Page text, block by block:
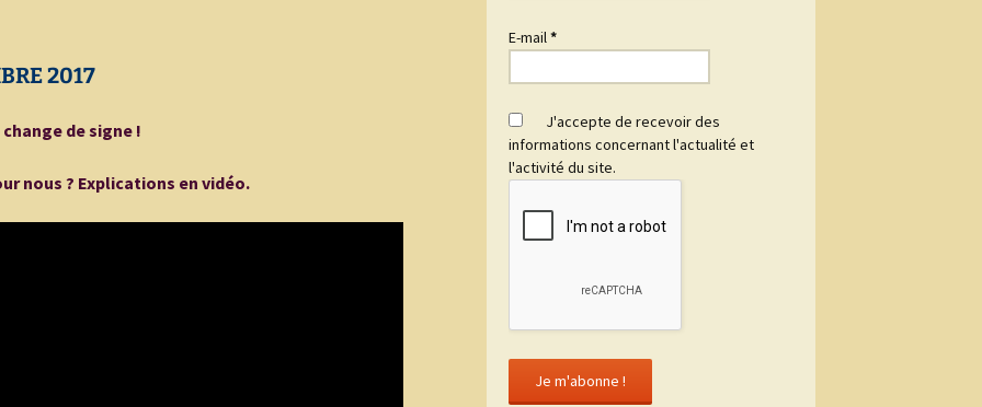
2017
de signe !
nous ? Explications en vidéo.
E-mail*
J'accepte de recevoir des
informations concernant l'actualité et
l'activité du site.